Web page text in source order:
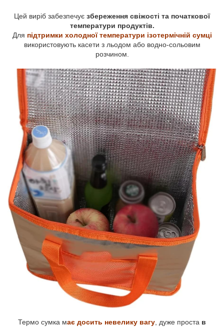
Цей виріб забезпечує збереження свіжості та початкової
температури продуктів.
Для підтримки холодної температури ізотермічній сумці
використовують касети з льодом або водно-сольовим
розчином.
Термо сумка має досить невелику вагу, дуже проста в